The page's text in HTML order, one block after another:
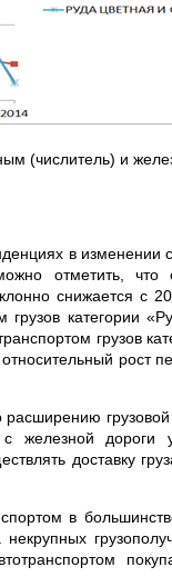
(числитель) и
в
отметить, что
снижается с
грузов категории
грузов
рост
железной дороги
доставку
в